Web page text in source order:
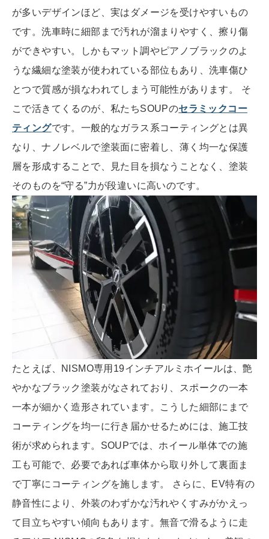
が多いデザインほど、実はダメージを受けやすいもの
です。洗車時に細部まで汚れが溜まりやすく、擦り傷
ができやすい。しかもマット調やピアノブラックのよ
うな繊細な塗装が使われている部位もあり、洗車傷ひ
とつで質感が損なわれてしまう可能性があります。 そ
こで活きてくるのが、私たちSOUPのセラミックコー
ティングです。一般的なガラス系コーティングとは異
なり、ナノレベルで塗装面に密着し、薄く均一な保護
層を形成することで、見た目を損なうことなく、塗装
そのものを“守る”力が段違いに高いのです。
たとえば、NISMO専用19インチアルミホイールは、艶
やかなブラック塗装がなされており、スポークの一本
一本が細かく造形されています。こうした細部にまで
コーティングを均一に行き届かせるためには、施工技
術が求められます。SOUPでは、ホイール単体での施
工も可能で、必要であれば車体から取り外して裏面ま
で丁寧にコーティングを施します。 さらに、EV特有の
静音性により、外装のわずかな汚れやくすみがかえっ
て目立ちやすい傾向もあります。無音で滑るように走